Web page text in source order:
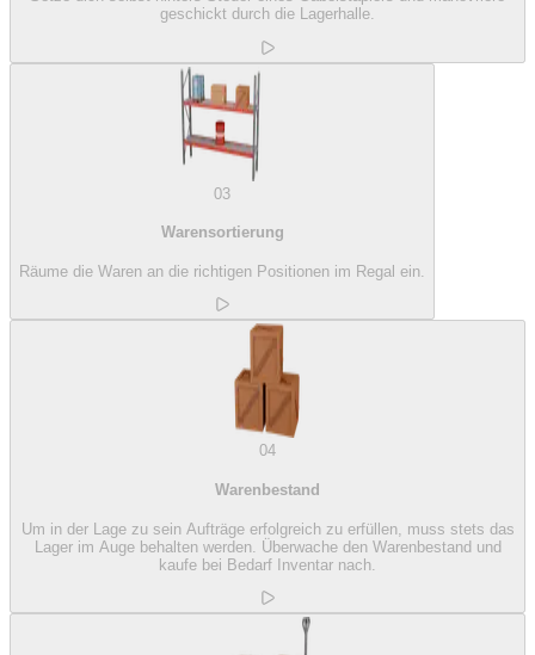
geschickt durch die Lagerhalle.
03
Warensortierung
Räume die Waren an die richtigen Positionen im Regal ein.
04
Warenbestand
Um in der Lage zu sein Aufträge erfolgreich zu erfüllen, muss stets das
Lager im Auge behalten werden. Überwache den Warenbestand und
kaufe bei Bedarf Inventar nach.